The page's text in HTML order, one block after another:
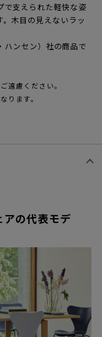
で支えられた軽快な姿
木目の見えないラッ
ハンセン）社の商品で
遠慮ください。
ります。
アの代表モデ